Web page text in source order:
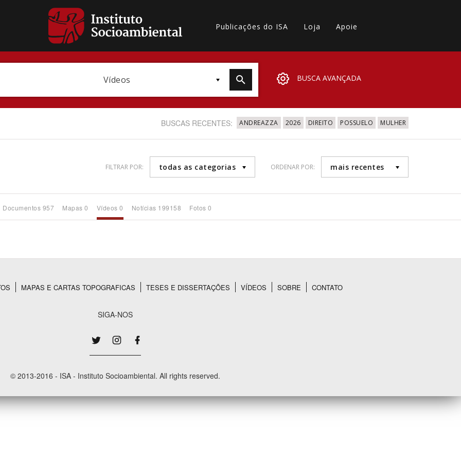
Publicações do ISA Loja Apoie
Vídeos BUSCA AVANÇADA
Área Protegida
BUSCAS RECENTES: ANDREAZZA 2026 DIREITO POSSUELO MULHER
FILTRAR POR: todas as categorias ORDENAR POR: mais recentes
Documentos 957 Mapas 0 Vídeos 0 Notícias 199158 Fotos 0
MAPAS E CARTAS TOPOGRAFICAS TESES E DISSERTAÇÕES VÍDEOS SOBRE CONTATO
SIGA-NOS
© 2013-2016 - ISA - Instituto Socioambiental. All rights reserved.